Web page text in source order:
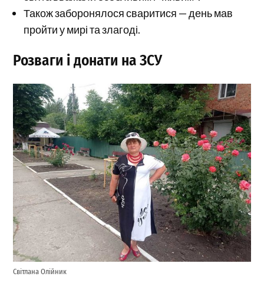
Також заборонялося сваритися — день мав
пройти у мирі та злагоді.
Розваги і донати на ЗСУ
Світлана Олійник